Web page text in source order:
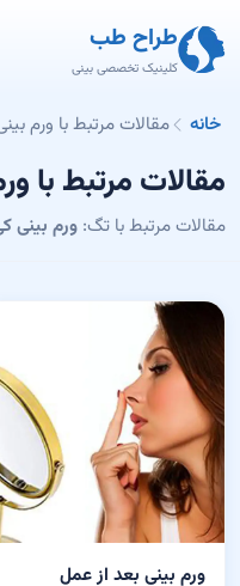
طراح طب
کلینیک تخصصی بینی
خانه مقالات مرتبط با ورم
مقالات مرتبط با
مقالات مرتبط با تگ: ورم بینی
ورم بینی بعد از عمل